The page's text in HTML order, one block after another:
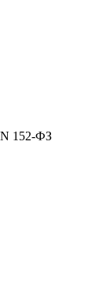
N 152-ФЗ